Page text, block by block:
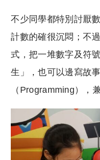
不少同學都特別討厭
計數的確很沉悶；不
式，把一堆數字及符
生」，也可以邊寫故
（Programming），